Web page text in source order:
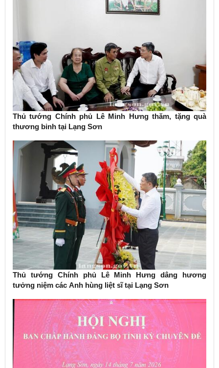
Thủ tướng Chính phủ Lê Minh Hưng thăm, tặng quà
thương binh tại Lạng Sơn
Thủ tướng Chính phủ Lê Minh Hưng dâng hương
tưởng niệm các Anh hùng liệt sĩ tại Lạng Sơn